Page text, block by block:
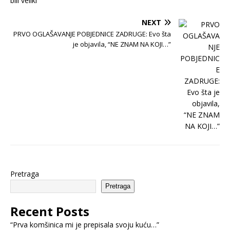
NEXT
PRVO OGLAŠAVANJE POBJEDNICE ZADRUGE: Evo šta
je objavila, “NE ZNAM NA KOJI…”
Pretraga
Pretraga
Recent Posts
“Prva komšinica mi je prepisala svoju kuću…”